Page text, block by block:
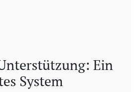
Ein
System